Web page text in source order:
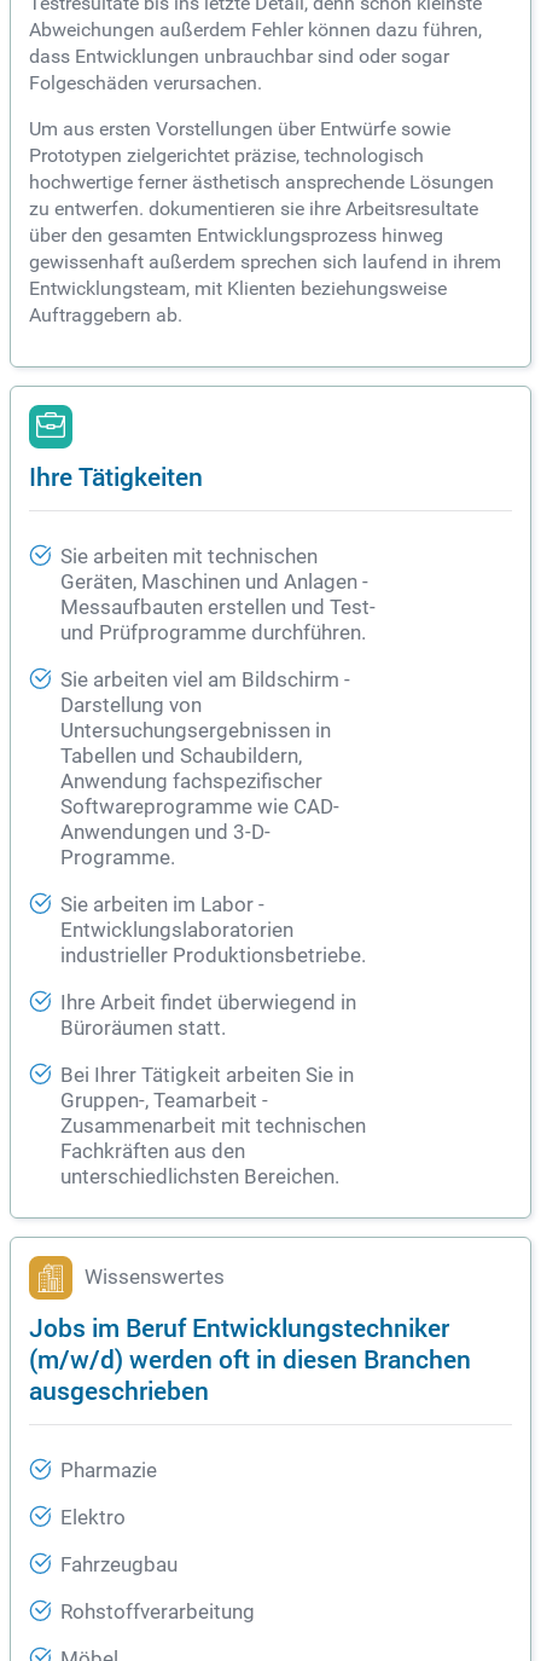
Abweichungen außerdem Fehler können dazu führen,
dass Entwicklungen unbrauchbar sind oder sogar
Folgeschäden verursachen.
Um aus ersten Vorstellungen über Entwürfe sowie
Prototypen zielgerichtet präzise, technologisch
hochwertige ferner ästhetisch ansprechende Lösungen
zu entwerfen. dokumentieren sie ihre Arbeitsresultate
über den gesamten Entwicklungsprozess hinweg
gewissenhaft außerdem sprechen sich laufend in ihrem
Entwicklungsteam, mit Klienten beziehungsweise
Auftraggebern ab.
Ihre Tätigkeiten
Sie arbeiten mit technischen
Geräten, Maschinen und Anlagen -
Messaufbauten erstellen und Test-
und Prüfprogramme durchführen.
Sie arbeiten viel am Bildschirm -
Darstellung von
Untersuchungsergebnissen in
Tabellen und Schaubildern,
Anwendung fachspezifischer
Softwareprogramme wie CAD-
Anwendungen und 3-D-
Programme.
Sie arbeiten im Labor -
Entwicklungslaboratorien
industrieller Produktionsbetriebe.
Ihre Arbeit findet überwiegend in
Büroräumen statt.
Bei Ihrer Tätigkeit arbeiten Sie in
Gruppen-, Teamarbeit -
Zusammenarbeit mit technischen
Fachkräften aus den
unterschiedlichsten Bereichen.
Wissenswertes
Jobs im Beruf Entwicklungstechniker
(m/w/d) werden oft in diesen Branchen
ausgeschrieben
Pharmazie
Elektro
Fahrzeugbau
Rohstoffverarbeitung